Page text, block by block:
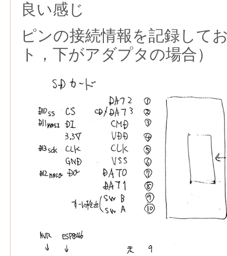
良い感じ
ピンの接続情報を記録して
ト，下がアダプタの場合）